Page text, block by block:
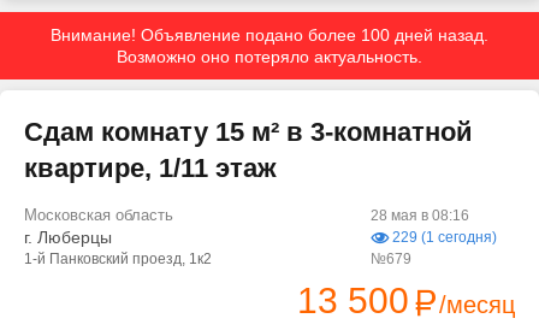
Внимание! Объявление подано более 100 дней назад.
Возможно оно потеряло актуальность.
Сдам комнату 15 м² в 3-комнатной
квартире, 1/11 этаж
Московская область
г. Люберцы
1-й Панковский проезд, 1к2
28 мая в 08:16
229 (1 сегодня)
№679
13 500 /месяц